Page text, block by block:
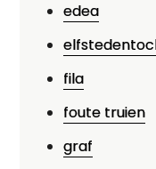
edea
fila
foute truien
graf